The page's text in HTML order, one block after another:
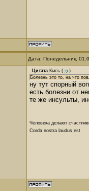
Дата: Понедельник,
Цитата Кысь (
)
Болезнь это то, на что
ну тут спорный
есть болезни от
те же инсульты,
Человека делают
Corda nostra laudus est